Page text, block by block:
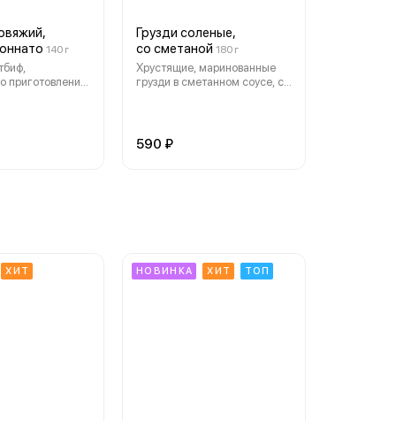
140 г
приготовления,
Вителло
Грузди соленые,
со сметаной 180 г
Хрустящие, маринованные
грузди в сметанном соусе, с
590 ₽
ХИТ НОВИНКА ХИТ ТОП